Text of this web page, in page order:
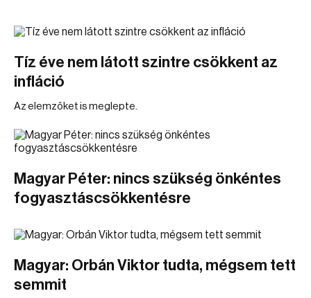
Tíz éve nem látott szintre csökkent az
infláció
Az elemzőket is meglepte.
Magyar Péter: nincs szükség önkéntes
fogyasztáscsökkentésre
Magyar: Orbán Viktor tudta, mégsem tett
semmit